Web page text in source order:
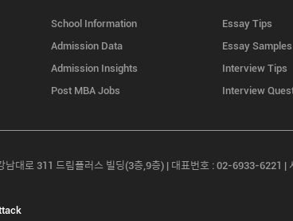
School Information
Admission Data
Admission Insights
Post MBA Jobs
Essay Tips
Essay Samples
Interview Tips
Interview
남대로 311 드림플러스 빌딩(3층,9층) | 대표번호 : 02-6933-